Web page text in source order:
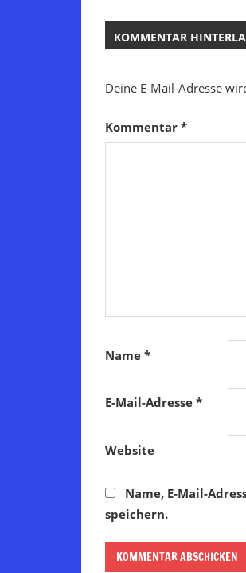
Beitrag:
KOMMENTAR
Deine E-Mail-Adresse
Kommentar *
Name *
E-Mail-Adresse *
Website
Name, E-Mail-
speichern.